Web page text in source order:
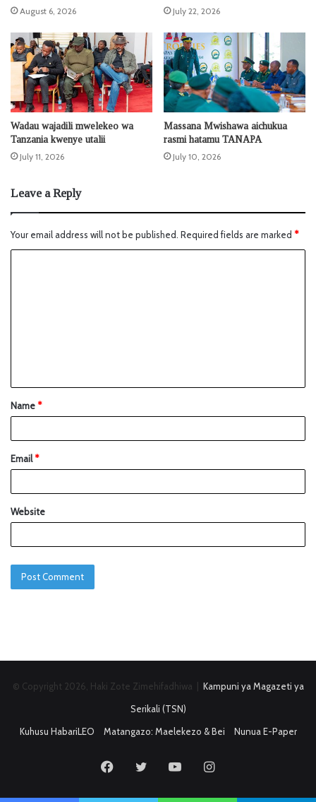
August 6, 2026
July 22, 2026
Wadau wajadili mwelekeo wa
Tanzania kwenye utalii
July 11, 2026
Massana Mwishawa aichukua
rasmi hatamu TANAPA
July 10, 2026
Leave a Reply
Your email address will not be published. Required fields are marked *
Name*
Email*
Website
© Copyright 2026, Haki Zote Zimehifadhiwa | Kampuni ya Magazeti ya
Serikali (TSN)
Kuhusu HabariLEO
Matangazo: Maelekezo & Bei Nunua E-Paper
FacebookTwitter YouTubeInstagram